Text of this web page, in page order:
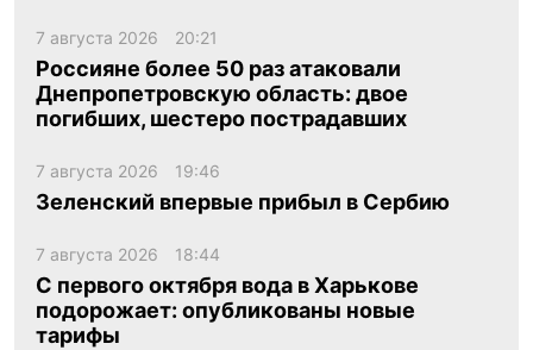
7 августа 2026 20:21
Россияне более 50 раз атаковали
Днепропетровскую область: двое
погибших, шестеро пострадавших
7 августа 2026 19:46
Зеленский впервые прибыл в Сербию
7 августа 2026 18:44
С первого октября вода в Харькове
подорожает: опубликованы новые
тарифы